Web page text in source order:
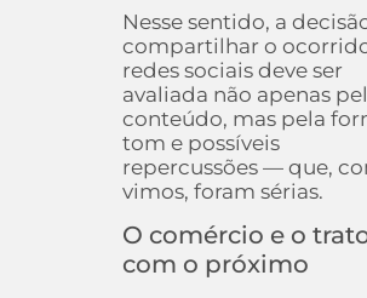
Nesse sentido, a
compartilhar o
redes sociais deve ser
avaliada não apenas
conteúdo, mas pela
tom e possíveis
repercussões — que,
vimos, foram sérias.
O comércio e o
com o próximo